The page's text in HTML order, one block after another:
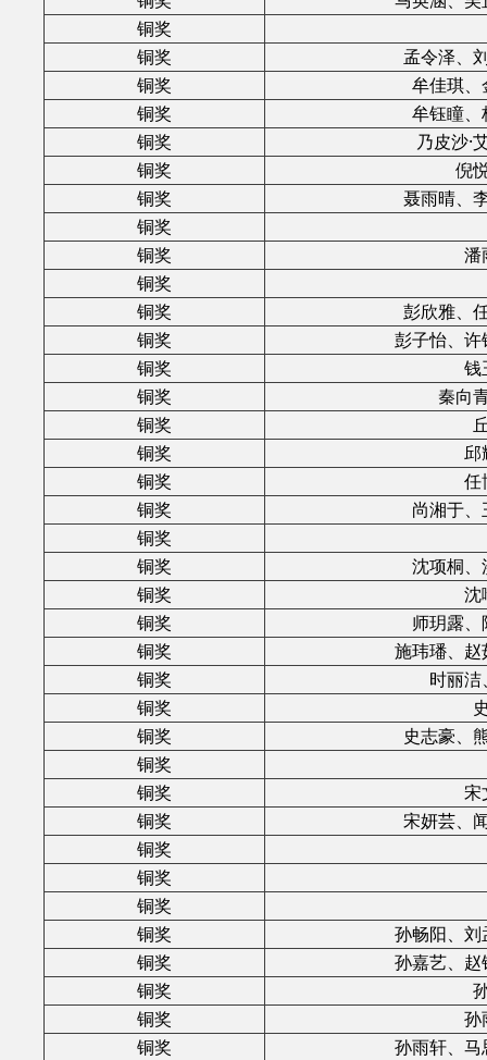
铜奖
铜奖
孟令泽、
铜奖
牟佳琪
铜奖
牟钰瞳
铜奖
乃皮沙·
铜奖
倪
铜奖
聂雨晴、
铜奖
铜奖
潘
铜奖
铜奖
彭欣雅、
铜奖
彭子怡、
铜奖
钱
铜奖
秦向
铜奖
铜奖
邱
铜奖
任
铜奖
尚湘于
铜奖
铜奖
沈项桐
铜奖
沈
铜奖
师玥露
铜奖
施玮璠、
铜奖
时丽
铜奖
铜奖
史志豪、
铜奖
铜奖
宋
铜奖
宋妍芸、
铜奖
铜奖
铜奖
铜奖
孙畅阳、
铜奖
孙嘉艺、
铜奖
铜奖
孙
铜奖
孙雨轩、